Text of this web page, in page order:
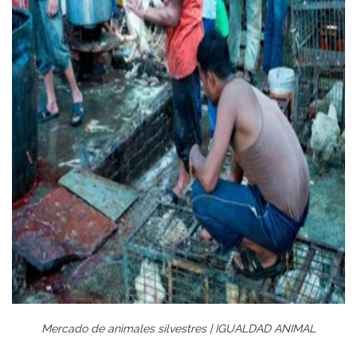
Mercado de animales silvestres | IGUALDAD ANIMAL